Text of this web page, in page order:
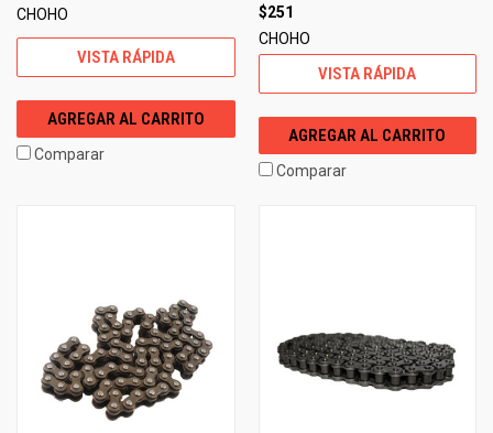
CHOHO
VISTA RÁPIDA
AGREGAR AL CARRITO
Comparar
$251
CHOHO
VISTA RÁPIDA
AGREGAR AL CARRITO
Comparar